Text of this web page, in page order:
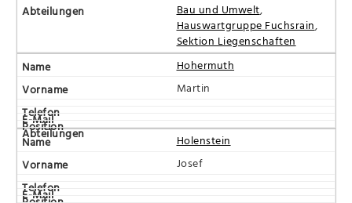
Bau und Umwelt,
Hauswartgruppe Fuchsrain,
Sektion Liegenschaften
Hohermuth
Martin
Holenstein
Josef